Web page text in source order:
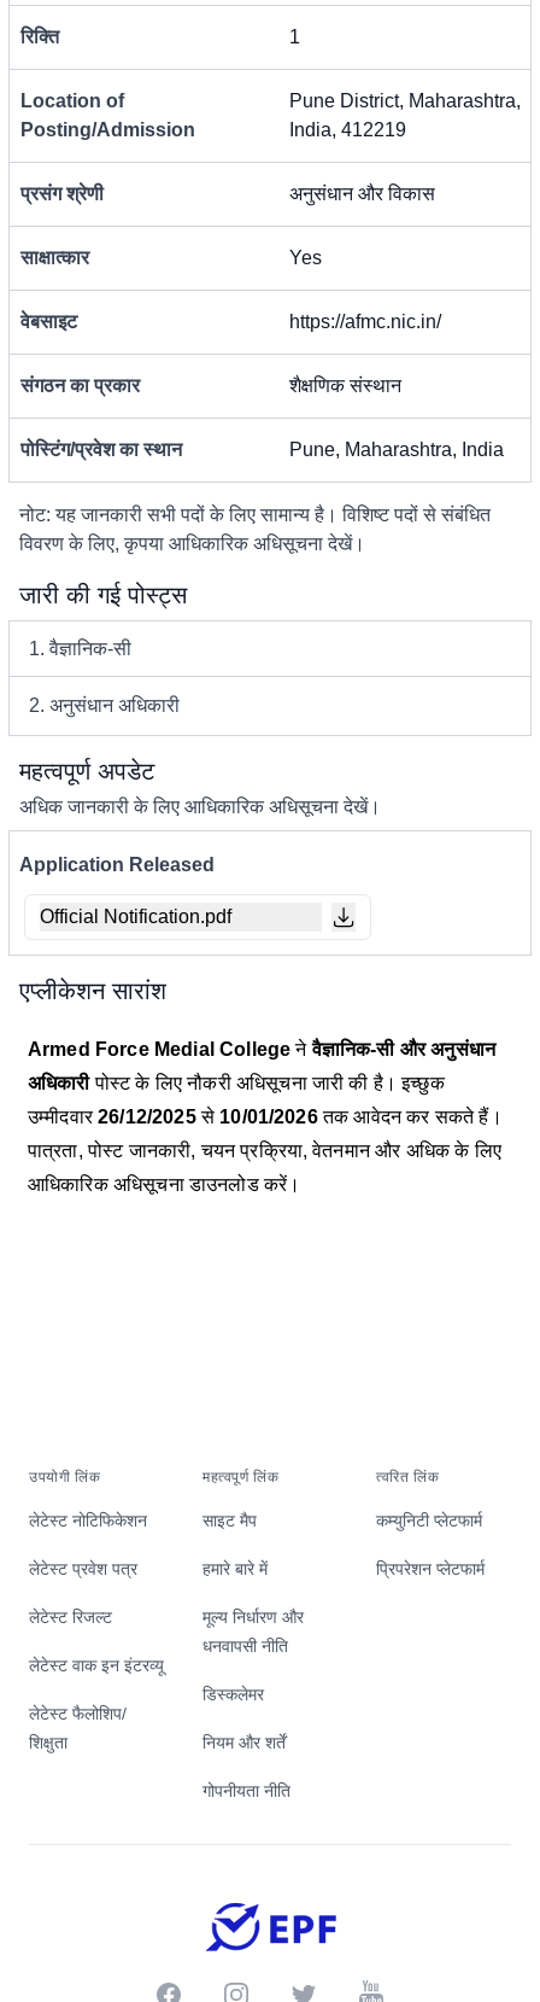
रिक्ति 1
Location of
Posting/Admission
Pune District, Maharashtra,
India, 412219
प्रसंग श्रेणी अनुसंधान और विकास
साक्षात्कार Yes
वेबसाइट https://afmc.nic.in/
संगठन का प्रकार शैक्षणिक संस्थान
पोस्टिंग/प्रवेश का स्थान Pune, Maharashtra, India
नोट: यह जानकारी सभी पदों के लिए सामान्य है। विशिष्ट पदों से संबंधित
विवरण के लिए, कृपया आधिकारिक अधिसूचना देखें।
जारी की गई पोस्ट्स
1. वैज्ञानिक-सी
2. अनुसंधान अधिकारी
महत्वपूर्ण अपडेट
अधिक जानकारी के लिए आधिकारिक अधिसूचना देखें।
Application Released
Official Notification.pdf
एप्लीकेशन सारांश
Armed Force Medial Collegeनेवैज्ञानिक-सी और अनुसंधान
अधिकारीपोस्ट के लिए नौकरी अधिसूचना जारी की है। इच्छुक
उम्मीदवार26/12/2025से 10/01/2026तक आवेदन कर सकते हैं।
पात्रता, पोस्ट जानकारी, चयन प्रक्रिया, वेतनमान और अधिक के लिए
आधिकारिक अधिसूचना डाउनलोड करें।
उपयोगी लिंक
लेटेस्ट नोटिफिकेशन
लेटेस्ट प्रवेश पत्र
लेटेस्ट रिजल्ट
लेटेस्ट वाक इन इंटरव्यू
लेटेस्ट फैलोशिप/
शिक्षुता
महत्वपूर्ण लिंक
साइट मैप
हमारे बारे में
मूल्य निर्धारण और
धनवापसी नीति
डिस्कलेमर
नियम और शर्तें
गोपनीयता नीति
त्वरित लिंक
कम्युनिटी प्लेटफार्म
प्रिपरेशन प्लेटफार्म
FacebookInstagramTwitter Youtube